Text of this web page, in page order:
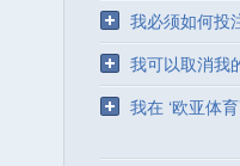
我必须如何投
我可以取消我
我在 ‘欧亚体